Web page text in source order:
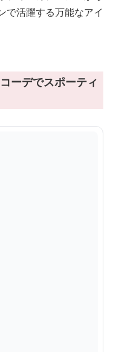
で活躍する万能なアイ
ーデでスポーティ